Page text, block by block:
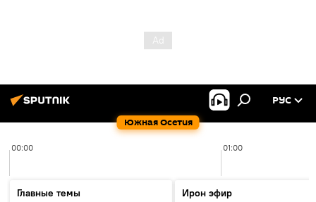
Южная Осетия
РУС
00:00 01:00
Главные темы
Ирон эфир